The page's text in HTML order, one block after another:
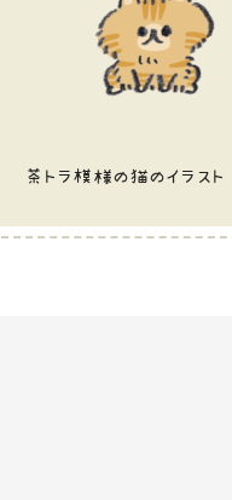
茶トラ模様の猫のイラスト